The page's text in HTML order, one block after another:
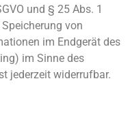
und § 25 Abs. 1
von
im Endgerät des
im Sinne des
jederzeit widerrufbar.